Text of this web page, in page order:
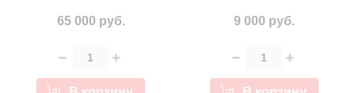
65 000 руб. 9 000 руб.